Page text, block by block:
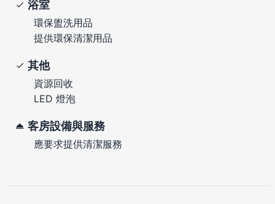
浴室
環保盥洗用品
提供環保清潔用品
其他
資源回收
LED 燈泡
客房設備與服務
應要求提供清潔服務